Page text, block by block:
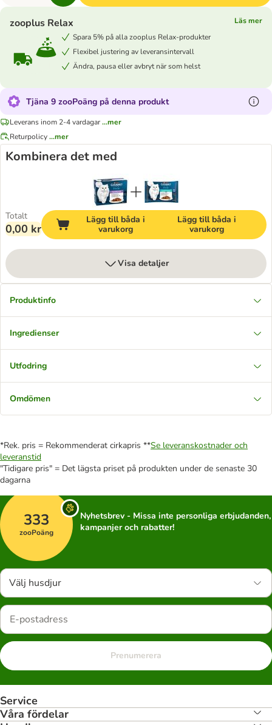
zooplus Relax
Läs mer
Spara 5% på alla zooplus Relax-produkter
Flexibel justering av leveransintervall
Ändra, pausa eller avbryt när som helst
Tjäna 9 zooPoäng på denna produkt
Leverans inom 2-4 vardagar...mer
Returpolicy...mer
Kombinera det med
Totalt
0,00 kr
Lägg till båda i
varukorg
Lägg till båda i
varukorg
Visa detaljer
Produktinfo
Ingredienser
Utfodring
Omdömen
*Rek. pris = Rekommenderat cirkapris **Se leveranskostnader och
leveranstid
"Tidigare pris" = Det lägsta priset på produkten under de senaste 30
dagarna
333
zooPoäng
Nyhetsbrev - Missa inte personliga erbjudanden,
kampanjer och rabatter!
Välj husdjur
Prenumerera
Service
Våra fördelar